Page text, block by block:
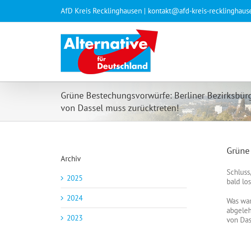
springen
AfD Kreis Recklinghausen | kontakt@afd-kreis-
Grüne Bestechungsvorwürfe: Berliner
von Dassel muss zurücktreten!
bald
Was
von
Archiv
2025
2024
2023